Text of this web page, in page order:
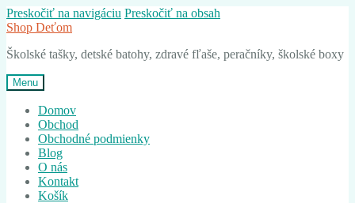
Preskočiť na navigáciu Preskočiť na obsah
Shop Deťom
Školské tašky, detské batohy, zdravé fľaše, peračníky, školské boxy
Menu
Domov
Obchod
Obchodné podmienky
Blog
O nás
Kontakt
Košík